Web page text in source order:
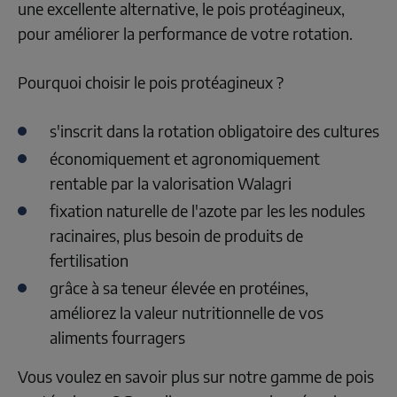
une excellente alternative, le pois protéagineux,
pour améliorer la performance de votre rotation.
Pourquoi choisir le pois protéagineux ?
s'inscrit dans la rotation obligatoire des cultures
économiquement et agronomiquement
rentable par la valorisation Walagri
fixation naturelle de l'azote par les les nodules
racinaires, plus besoin de produits de
fertilisation
grâce à sa teneur élevée en protéines,
améliorez la valeur nutritionnelle de vos
aliments fourragers
Vous voulez en savoir plus sur notre gamme de pois